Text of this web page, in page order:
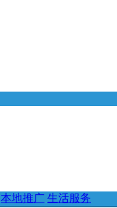
本地推广 生活服务